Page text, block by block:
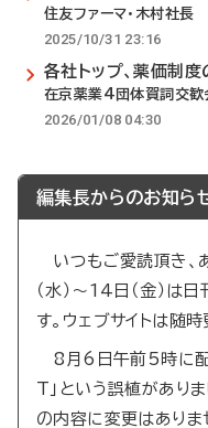
住友ファーマ・木村社長
2025/10/31 23:16
各社トップ、薬価制
在京薬業4団体賀詞交歓
2026/01/08 04:30
編集長からのお知ら
いつもご愛読頂き、
（水）～14日（金）は
す。ウェブサイトは随時
8月6日午前5時に配
T」という誤植があり
の内容に変更はありま